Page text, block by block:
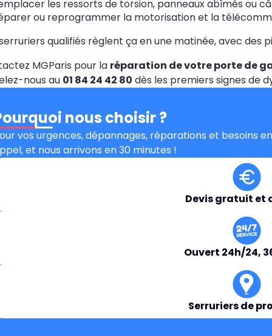
les ressorts de torsion, panneaux abîmés ou
ou reprogrammer la motorisation et la
qualifiés règlent ça en une matinée, avec des
MGParis pour la réparation de votre porte de
nous au 01 84 24 42 80 dès les premiers signes de
nous choisir ?
vos urgences, dépannages, réparations et besoins
et nous arrivons en 30 minutes !
Devis gratuit et
Ouvert 24h/24,
Serruriers de